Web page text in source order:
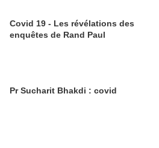
Covid 19 - Les révélations des
enquêtes de Rand Paul
Pr Sucharit Bhakdi : covid